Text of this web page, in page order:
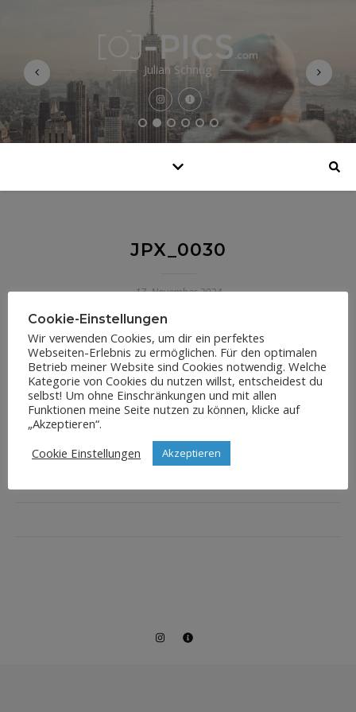
Julian Schnug
JPX_0030
17. November 2024
Cookie-Einstellungen
Wir verwenden Cookies, um dir ein perfektes
Webseiten-Erlebnis zu ermöglichen. Für den optimalen
Betrieb meiner Website sind Cookies notwendig. Welche
Kategorie von Cookies du nutzen willst, entscheidest du
selbst! Um ohne Einschränkungen und mit allen
Funktionen meine Seite nutzen zu können, klicke auf
„Akzeptieren“.
Cookie Einstellungen
Akzeptieren